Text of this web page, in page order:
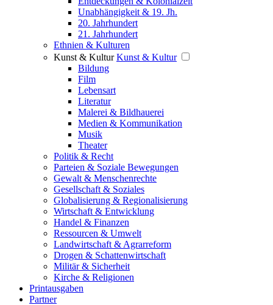
Unabhängigkeit & 19. Jh.
20. Jahrhundert
21. Jahrhundert
Ethnien & Kulturen
Kunst & Kultur Kunst & Kultur
Bildung
Film
Lebensart
Literatur
Malerei & Bildhauerei
Medien & Kommunikation
Musik
Theater
Politik & Recht
Parteien & Soziale Bewegungen
Gewalt & Menschenrechte
Gesellschaft & Soziales
Globalisierung & Regionalisierung
Wirtschaft & Entwicklung
Handel & Finanzen
Ressourcen & Umwelt
Landwirtschaft & Agrarreform
Drogen & Schattenwirtschaft
Militär & Sicherheit
Kirche & Religionen
Printausgaben
Partner